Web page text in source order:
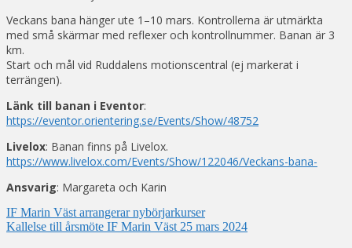
Veckans bana hänger ute 1–10 mars. Kontrollerna är utmärkta
med små skärmar med reflexer och kontrollnummer. Banan är 3
km.
Start och mål vid Ruddalens motionscentral (ej markerat i
terrängen).
Länk till banan i Eventor:
https://eventor.orientering.se/Events/Show/48752
Livelox: Banan finns på Livelox.
https://www.livelox.com/Events/Show/122046/Veckans-bana-
Ansvarig: Margareta och Karin
Inläggsnavigering
IF Marin Väst arrangerar nybörjarkurser
Kallelse till årsmöte IF Marin Väst 25 mars 2024